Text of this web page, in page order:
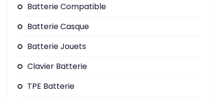
Batterie Compatible
Batterie Casque
Batterie Jouets
Clavier Batterie
TPE Batterie